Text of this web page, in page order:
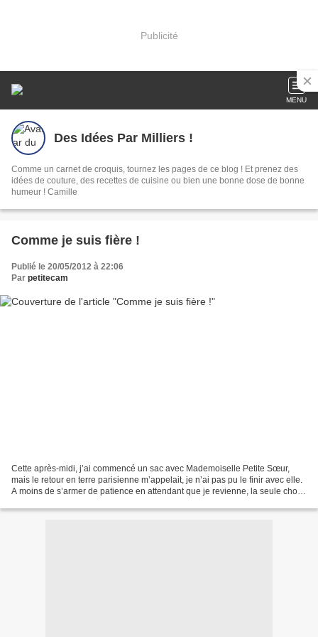
Publicité
MENU
Des Idées Par Milliers !
Comme un carnet de croquis, tournez les pages de ce blog ! Et prenez des
idées de couture, des recettes de cuisine ou bien une bonne dose de bonne
humeur ! Camille
Comme je suis fière !
Publié le 20/05/2012 à 22:06
Par petitecam
Cette après-midi, j’ai commencé un sac avec Mademoiselle Petite Sœur,
mais le retour en terre parisienne m’appelait, je n’ai pas pu le finir avec elle.
A moins de s’armer de patience en attendant que je revienne, la seule chose